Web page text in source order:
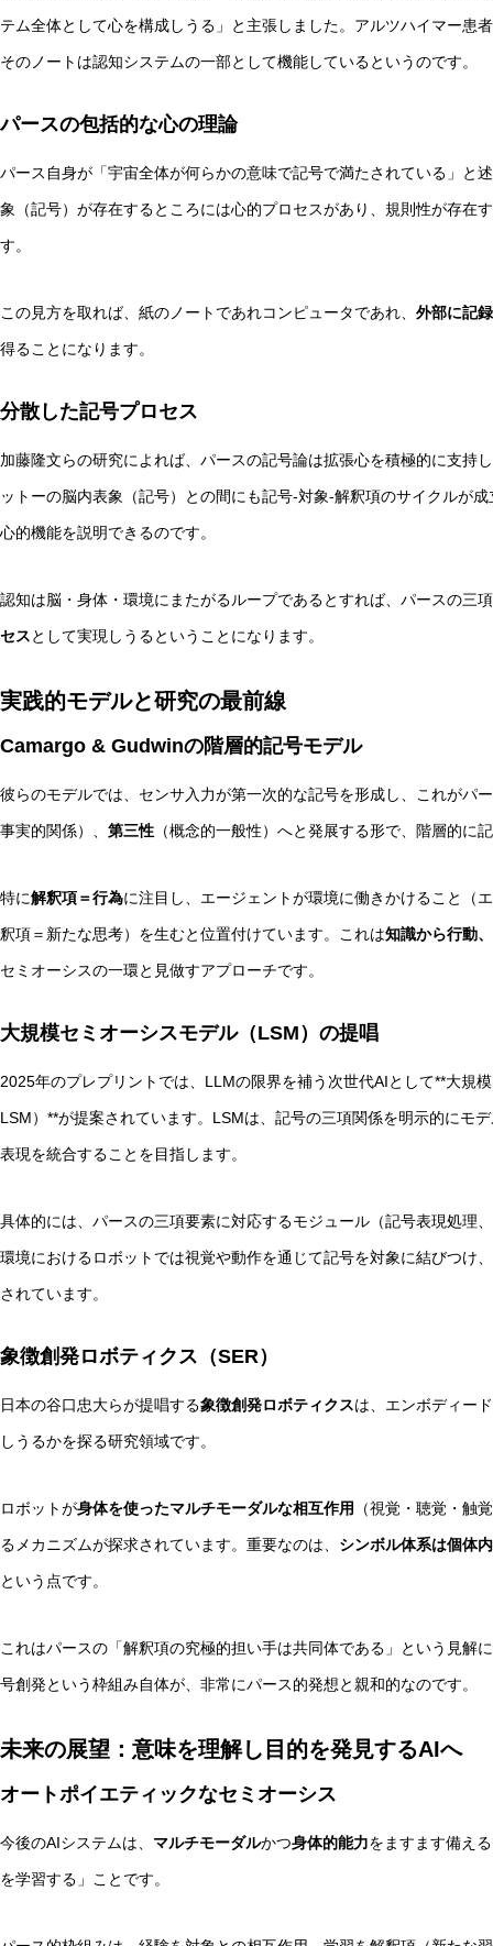
テム全体として心を構成しうる」と主張しました。アルツハイマー患
そのノートは認知システムの一部として機能しているというのです。
パースの包括的な心の理論
パース自身が「宇宙全体が何らかの意味で記号で満たされている」と
象（記号）が存在するところには心的プロセスがあり、規則性が存在
す。
この見方を取れば、紙のノートであれコンピュータであれ、 外部に記
得ることになります。
分散した記号プロセス
加藤隆文らの研究によれば、パースの記号論は拡張心を積極的に支持
ットーの脳内表象（記号）との間にも記号-対象-解釈項のサイクルが
心的機能を説明できるのです。
認知は脳・身体・環境にまたがるループであるとすれば、パースの三
セスとして実現しうるということになります。
実践的モデルと研究の最前線
Camargo & Gudwinの階層的記号モデル
彼らのモデルでは、センサ入力が第一次的な記号を形成し、これがパ
事実的関係）、 第三性 （概念的一般性）へと発展する形で、階層的に
特に解釈項＝行為に注目し、エージェントが環境に働きかけること（
釈項＝新たな思考）を生むと位置付けています。これは知識から行動
セミオーシスの一環と見做すアプローチです。
大規模セミオーシスモデル（LSM）の提唱
2025年のプレプリントでは、LLMの限界を補う次世代AIとして**大規
LSM）**が提案されています。LSMは、記号の三項関係を明示的にモ
表現を統合することを目指します。
具体的には、パースの三項要素に対応するモジュール（記号表現処理
環境におけるロボットでは視覚や動作を通じて記号を対象に結びつけ
されています。
象徴創発ロボティクス（SER）
日本の谷口忠大らが提唱する象徴創発ロボティクスは、エンボディー
しうるかを探る研究領域です。
ロボットが身体を使ったマルチモーダルな相互作用 （視覚・聴覚・触
るメカニズムが探求されています。重要なのは、 シンボル体系は個体
という点です。
これはパースの「解釈項の究極的担い手は共同体である」という見解
号創発という枠組み自体が、非常にパース的発想と親和的なのです。
未来の展望：意味を理解し目的を発見するAIへ
オートポイエティックなセミオーシス
今後のAIシステムは、 マルチモーダルかつ身体的能力をますます備え
を学習する」ことです。